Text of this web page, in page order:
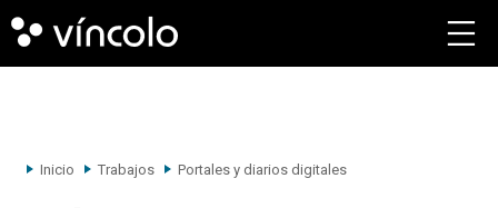
Inicio Trabajos Portales y diarios digitales